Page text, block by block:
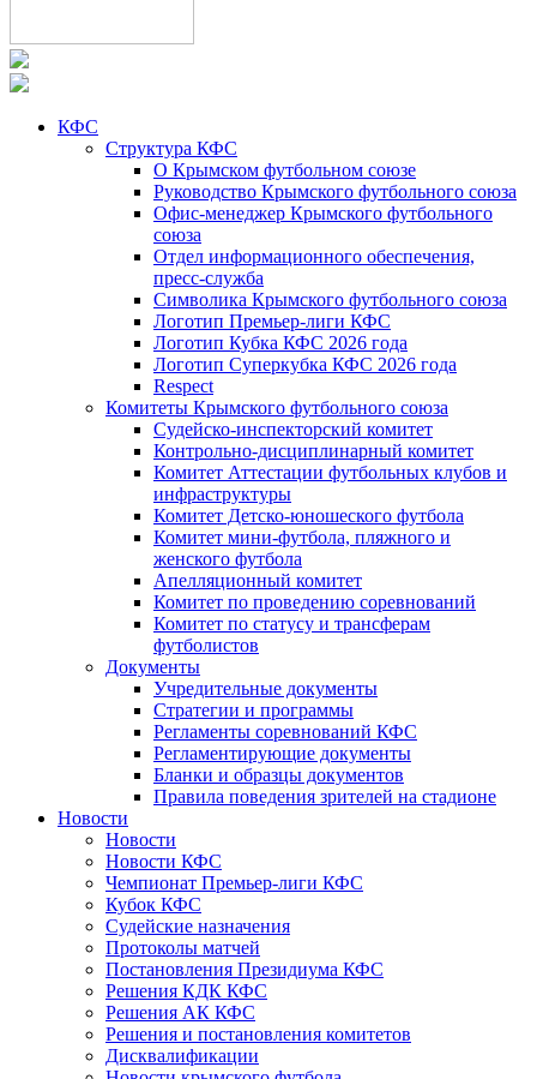
КФС
Структура КФС
О Крымском футбольном союзе
Руководство Крымского футбольного союза
Офис-менеджер Крымского футбольного
союза
Отдел информационного обеспечения,
пресс-служба
Символика Крымского футбольного союза
Логотип Премьер-лиги КФС
Логотип Кубка КФС 2026 года
Логотип Суперкубка КФС 2026 года
Respect
Комитеты Крымского футбольного союза
Судейско-инспекторский комитет
Контрольно-дисциплинарный комитет
Комитет Аттестации футбольных клубов и
инфраструктуры
Комитет Детско-юношеского футбола
Комитет мини-футбола, пляжного и
женского футбола
Апелляционный комитет
Комитет по проведению соревнований
Комитет по статусу и трансферам
футболистов
Документы
Учредительные документы
Стратегии и программы
Регламенты соревнований КФС
Регламентирующие документы
Бланки и образцы документов
Правила поведения зрителей на стадионе
Новости
Новости
Новости КФС
Чемпионат Премьер-лиги КФС
Кубок КФС
Судейские назначения
Протоколы матчей
Постановления Президиума КФС
Решения КДК КФС
Решения АК КФС
Решения и постановления комитетов
Дисквалификации